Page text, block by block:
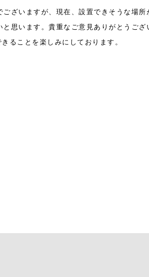
ございますが、現在、設置できそうな場
と思います。貴重なご意見ありがとうご
ることを楽しみにしております。